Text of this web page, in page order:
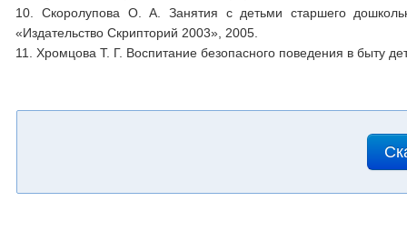
10. Скоролупова О. А. Занятия с детьми старшего
«Издательство Скрипторий 2003», 2005.
11. Хромцова Т. Г. Воспитание безопасного поведения в быту